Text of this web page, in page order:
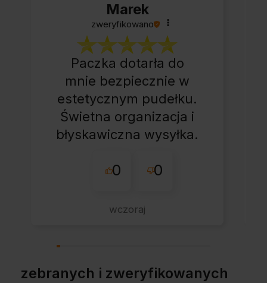
Marek
zweryfikowano
Paczka dotarła do
mnie bezpiecznie w
estetycznym pudełku.
Świetna organizacja i
błyskawiczna wysyłka.
sklepu nie pierwszy
wszystko perfekt.
0 0
wczoraj
zebranych i zweryfikowanych